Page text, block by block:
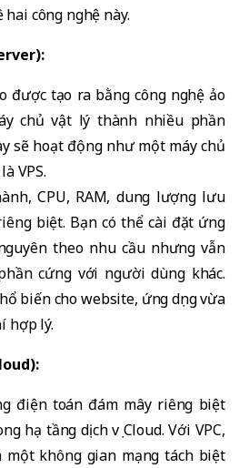
công nghệ này.
được tạo ra bằng công nghệ ảo
chủ vật lý thành nhiều phần
sẽ hoạt động như một máy chủ
VPS.
CPU, RAM, dung lượng lưu
biệt. Bạn có thể cài đặt ứng
theo nhu cầu nhưng vẫn
cứng với người dùng khác.
biến cho website, ứng dụng vừa
hợp lý.
điện toán đám mây riêng biệt
hạ tầng dịch vụ Cloud. Với VPC,
một không gian mạng tách biệt